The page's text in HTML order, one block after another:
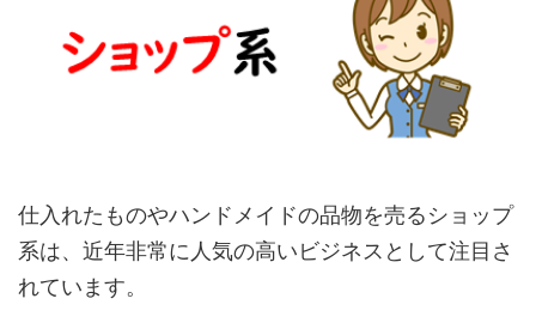
仕入れたものやハンドメイドの品物を売るショップ
系は、近年非常に人気の高いビジネスとして注目さ
れています。